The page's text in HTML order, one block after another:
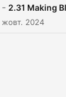
- 2.31 Making
жовт. 2024